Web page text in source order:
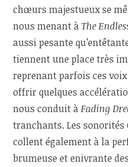
chœurs majestueux se
nous menant àThe
aussi pesante
tiennent une place très
reprenant parfois ces
offrir quelques
nous conduit àFading
tranchants. Les sonorités
collent également à la
brumeuse et enivrante